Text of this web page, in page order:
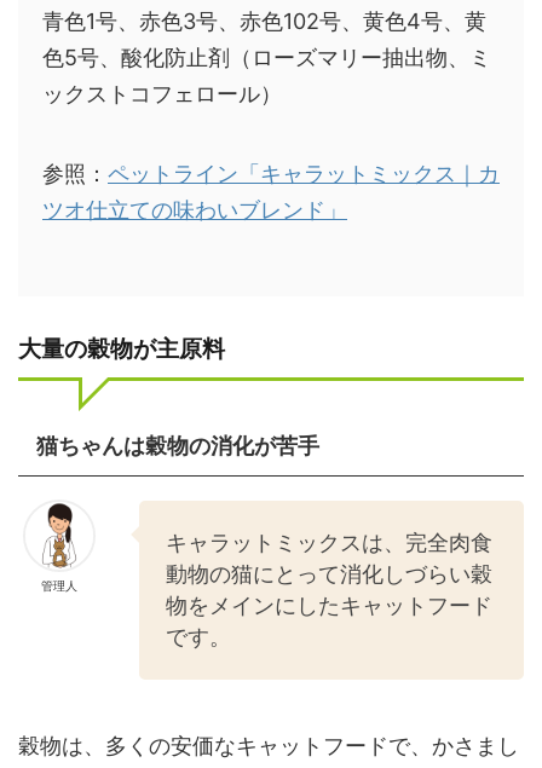
青色1号、赤色3号、赤色102号、黄色4号、黄
色5号、酸化防止剤（ローズマリー抽出物、ミ
ックストコフェロール）
参照： ペットライン「キャラットミックス｜カ
ツオ仕立ての味わいブレンド」
大量の穀物が主原料
猫ちゃんは穀物の消化が苦手
管理人
キャラットミックスは、完全肉食
動物の猫にとって消化しづらい穀
物をメインにしたキャットフード
です。
穀物は、多くの安価なキャットフードで、かさまし